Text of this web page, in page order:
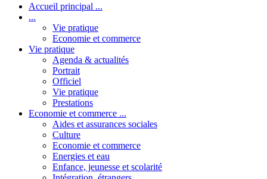
Accueil principal ...
...
Vie pratique
Economie et commerce
Vie pratique
Agenda & actualités
Portrait
Officiel
Vie pratique
Prestations
Economie et commerce ...
Aides et assurances sociales
Culture
Economie et commerce
Energies et eau
Enfance, jeunesse et scolarité